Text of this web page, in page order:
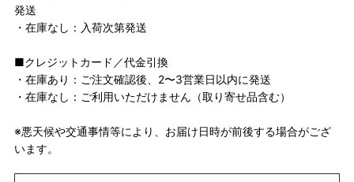
発送
・在庫なし：入荷次第発送
■クレジットカード／代金引換
・在庫あり：ご注文確認後、2〜3営業日以内に発送
・在庫なし：ご利用いただけません（取り寄せ品含む）
※悪天候や交通事情等により、お届け日時が前後する場合がござ
います。